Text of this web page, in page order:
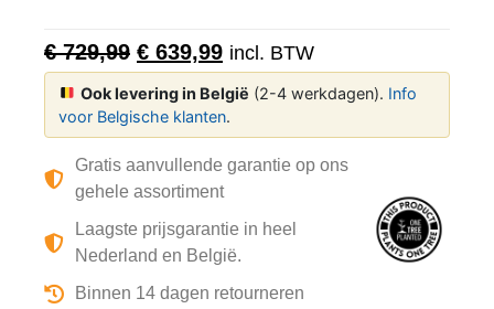
€729,99 € 639,99 incl. BTW
Ook levering in België (2-4 werkdagen). Info
voor Belgische klanten.
Gratis aanvullende garantie op ons
gehele assortiment
Laagste prijsgarantie in heel
Nederland en België.
Binnen 14 dagen retourneren